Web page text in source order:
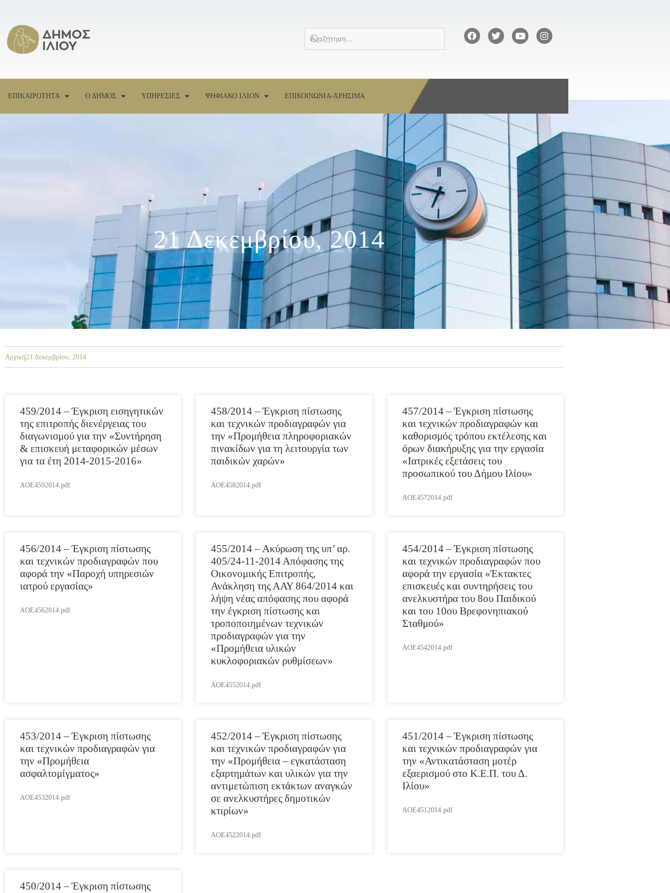
ΕΠΙΚΑΙΡΟΤΗΤΑ Ο ΔΗΜΟΣ ΥΠΗΡΕΣΙΕΣ ΨΗΦΙΑΚΟ ΙΛΙΟΝ ΕΠΙΚΟΙΝΩΝΙΑ-ΧΡΗΣΙΜΑ
21 Δεκεμβρίου, 2014
Αρχική21 Δεκεμβρίου, 2014
459/2014 – Έγκριση εισηγητικών
της επιτροπής διενέργειας του
διαγωνισμού για την «Συντήρηση
& επισκευή μεταφορικών μέσων
για τα έτη 2014-2015-2016»
AOE4592014.pdf
458/2014 – Έγκριση πίστωσης
και τεχνικών προδιαγραφών για
την «Προμήθεια πληροφοριακών
πινακίδων για τη λειτουργία των
παιδικών χαρών»
AOE4582014.pdf
457/2014 – Έγκριση πίστωσης
και τεχνικών προδιαγραφών και
καθορισμός τρόπου εκτέλεσης και
όρων διακήρυξης για την εργασία
«Ιατρικές εξετάσεις του
προσωπικού του Δήμου Ιλίου»
AOE4572014.pdf
456/2014 – Έγκριση πίστωσης
και τεχνικών προδιαγραφών που
αφορά την «Παροχή υπηρεσιών
ιατρού εργασίας»
AOE4562014.pdf
455/2014 – Ακύρωση της υπ’ αρ.
405/24-11-2014 Απόφασης της
Οικονομικής Επιτροπής,
Ανάκληση της ΑΑΥ 864/2014 και
λήψη νέας απόφασης που αφορά
την έγκριση πίστωσης και
τροποποιημένων τεχνικών
προδιαγραφών για την
«Προμήθεια υλικών
κυκλοφοριακών ρυθμίσεων»
AOE4552014.pdf
454/2014 – Έγκριση πίστωσης
και τεχνικών προδιαγραφών που
αφορά την εργασία «Έκτακτες
επισκευές και συντηρήσεις του
ανελκυστήρα του 8ου Παιδικού
και του 10ου Βρεφονηπιακού
Σταθμού»
AOE4542014.pdf
453/2014 – Έγκριση πίστωσης
και τεχνικών προδιαγραφών για
την «Προμήθεια
ασφαλτομίγματος»
AOE4532014.pdf
452/2014 – Έγκριση πίστωσης
και τεχνικών προδιαγραφών για
την «Προμήθεια – εγκατάσταση
εξαρτημάτων και υλικών για την
αντιμετώπιση εκτάκτων αναγκών
σε ανελκυστήρες δημοτικών
κτιρίων»
AOE4522014.pdf
451/2014 – Έγκριση πίστωσης
και τεχνικών προδιαγραφών για
την «Αντικατάσταση μοτέρ
εξαερισμού στο Κ.Ε.Π. του Δ.
Ιλίου»
AOE4512014.pdf
450/2014 – Έγκριση πίστωσης